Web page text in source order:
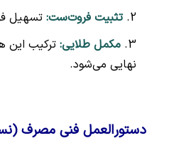
تثبیت فروت‌ست: تسهیل
مکمل طلایی:
نهایی می‌شود.
دستورالعمل فنی مصرف